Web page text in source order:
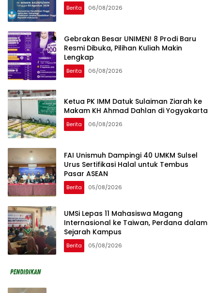
Berita 06/08/2026
Gebrakan Besar UNIMEN! 8 Prodi Baru
Resmi Dibuka, Pilihan Kuliah Makin
Lengkap
Berita 06/08/2026
Ketua PK IMM Datuk Sulaiman Ziarah ke
Makam KH Ahmad Dahlan di Yogyakarta
Berita 06/08/2026
FAI Unismuh Dampingi 40 UMKM Sulsel
Urus Sertifikasi Halal untuk Tembus
Pasar ASEAN
Berita 05/08/2026
UMSi Lepas 11 Mahasiswa Magang
Internasional ke Taiwan, Perdana dalam
Sejarah Kampus
Berita 05/08/2026